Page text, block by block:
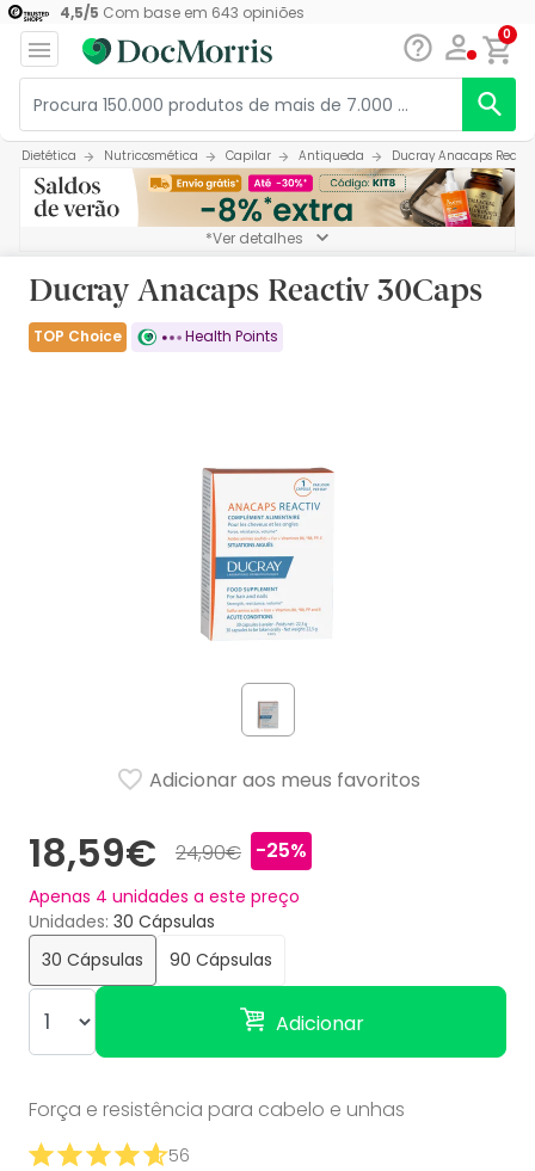
4,5/5 Com base em 643 opiniões
0
Dietética Nutricosmética Capilar Antiqueda Ducray Anacaps
*Ver detalhes
Ducray Anacaps Reactiv 30Caps
TOP Choice Health Points
18,59€ 24,90€ -25%
Apenas 4 unidades a este preço
Unidades
30 Cápsulas
30 Cápsulas
90 Cápsulas
Adicionar
Adicionar aos meus favoritos
Força e resistência para cabelo e unhas
56